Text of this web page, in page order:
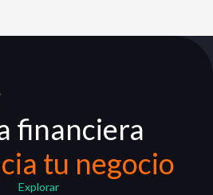
financiera
tu negocio
Explorar